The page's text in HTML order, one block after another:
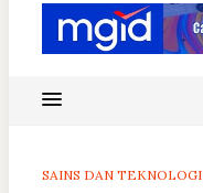
SAINS DAN TEKNOLOGI